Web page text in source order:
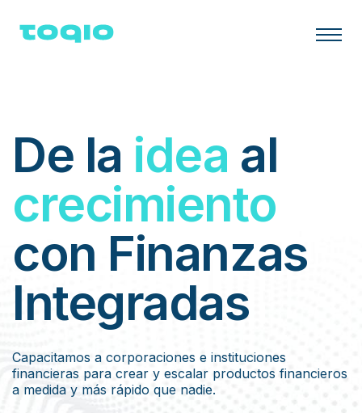
De la idea al
crecimiento
con Finanzas
Integradas
Capacitamos a corporaciones e instituciones
financieras para crear y escalar productos financieros
a medida y más rápido que nadie.